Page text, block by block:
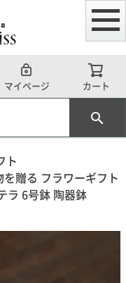
マイページ カート
ト
贈る フラワーギフト
ラ 6号鉢 陶器鉢